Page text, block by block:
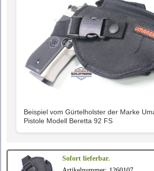
Beispiel vom Gürtelholster der Marke
Pistole Modell Beretta 92 FS
Sofort lieferbar.